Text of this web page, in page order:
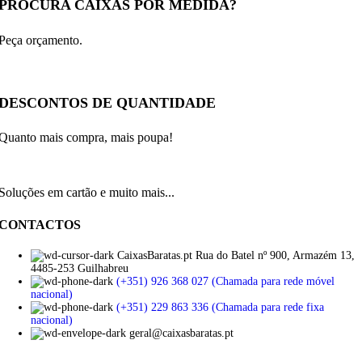
CAIXAS POR MEDIDA?
orçamento.
DE QUANTIDADE
mais compra, mais poupa!
em cartão e muito mais...
CaixasBaratas.pt Rua do Batel nº 900, Armazém 13,
4485-253 Guilhabreu
(+351) 926 368 027 (Chamada para rede móvel
nacional)
(+351) 229 863 336 (Chamada para rede fixa
nacional)
geral@caixasbaratas.pt